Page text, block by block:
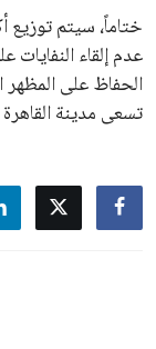
ختاماً، سيتم
عدم إلقاء
الحفاظ على
تسعى مدينة